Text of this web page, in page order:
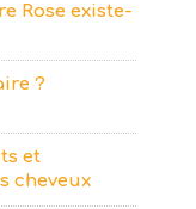
Rose existe-
?
et
cheveux